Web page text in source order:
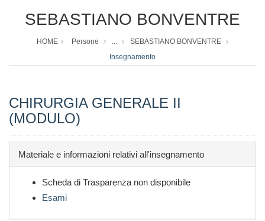
SEBASTIANO BONVENTRE
HOME Persone ...
SEBASTIANO BONVENTRE
Insegnamento
CHIRURGIA GENERALE II
(MODULO)
Materiale e informazioni relativi all'insegnamento
Scheda di Trasparenza non disponibile
Esami